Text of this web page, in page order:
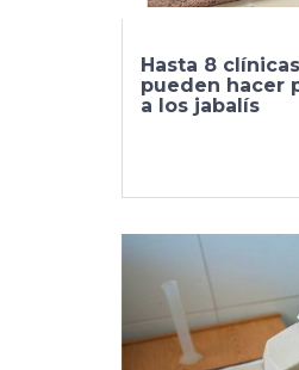
Hasta 8
pueden hacer
a los jabalís